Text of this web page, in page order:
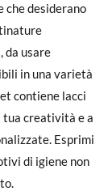
che desiderano
da usare
in una varietà
contiene lacci
tua creatività e a
Esprimi
di igiene non